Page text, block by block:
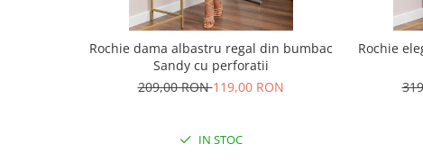
Rochie dama albastru regal din bumbac
Sandy cu perforatii
209,00 RON119,00 RON
IN STOC
Rochie